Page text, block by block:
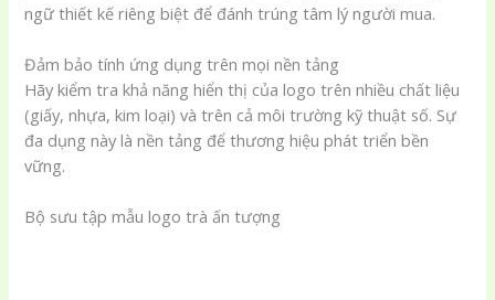
ngữ thiết kế riêng biệt để đánh trúng tâm lý người mua.
Đảm bảo tính ứng dụng trên mọi nền tảng
Hãy kiểm tra khả năng hiển thị của logo trên nhiều chất liệu
(giấy, nhựa, kim loại) và trên cả môi trường kỹ thuật số. Sự
đa dụng này là nền tảng để thương hiệu phát triển bền
vững.
Bộ sưu tập mẫu logo trà ấn tượng